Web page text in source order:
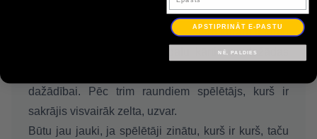
pēdējam un apturēs Zeltračus tieši pirms mērķa
sasniegšanas? 110 spēļu kārtis, starp kurām ir lomu
kārtis, ceļa kārtis, zelta gabalu kārtis un dažādas
dažādībai. Pēc trim raundiem spēlētājs, kurš ir
sakrājis visvairāk zelta, uzvar.
Būtu jau jauki, ja spēlētāji zinātu, kurš ir kurš, taču
APSTIPRINĀT E-PASTU
NĒ, PALDIES